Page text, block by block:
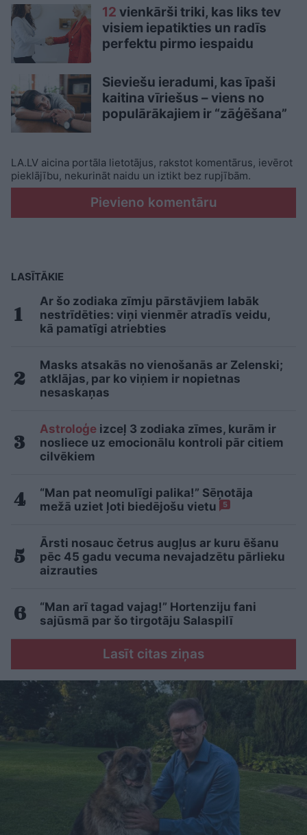
12 vienkārši triki, kas liks tev
visiem iepatikties un radīs
perfektu pirmo iespaidu
Sieviešu ieradumi, kas īpaši
kaitina vīriešus – viens no
populārākajiem ir “zāģēšana”
LA.LV aicina portāla lietotājus, rakstot komentārus, ievērot
pieklājību, nekurināt naidu un iztikt bez rupjībām.
Pievieno komentāru
LASĪTĀKIE
Ar šo zodiaka zīmju pārstāvjiem labāk
nestrīdēties: viņi vienmēr atradīs veidu,
kā pamatīgi atriebties
Masks atsakās no vienošanās ar Zelenski;
atklājas, par ko viņiem ir nopietnas
nesaskaņas
Astroloģe izceļ 3 zodiaka zīmes, kurām ir
nosliece uz emocionālu kontroli pār citiem
cilvēkiem
“Man pat neomulīgi palika!” Sēņotāja
mežā uziet ļoti biedējošu vietu
5
Ārsti nosauc četrus augļus ar kuru ēšanu
pēc 45 gadu vecuma nevajadzētu pārlieku
aizrauties
“Man arī tagad vajag!” Hortenziju fani
sajūsmā par šo tirgotāju Salaspilī
Lasīt citas ziņas